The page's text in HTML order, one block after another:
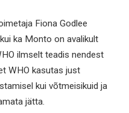
Fiona Godlee
ka Monto on avalikult
ilmselt teadis nendest
WHO kasutas just
kui võtmeisikuid ja
jätta.